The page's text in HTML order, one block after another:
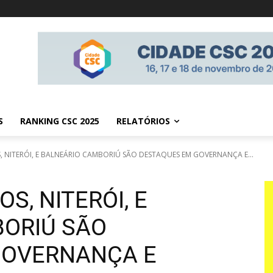
RANKING CSC 2025 RELATÓRIOS
E BALNEÁRIO CAMBORIÚ SÃO DESTAQUES EM GOVERNANÇA E...
NITERÓI, E
SÃO
E